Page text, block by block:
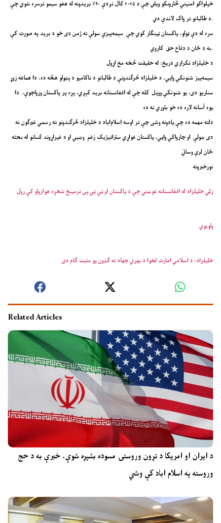
خپلواکو امنیتي څارونکو ویلي چې د ۲۰۲۵ کال نږدې ۹۰٪ بریدونه له هغو سیمو ترسره شوي چې
د طالبانو تر واک لاندې دي.
سره له دې ټولو، پاکستان ټینګار کوي چې سیمه‌ییزې سولې ته ژمن دی خو د برید په صورت کې
به د ځان د دفاع حق کاروي.
د خلیلزاد تکراري دریځ: له حقیقت څخه مخ اړول
سیمه‌ییز شنونکي وایي، د خلیلزاد څرګندونې د طالبانو د ناکامیو د پټولو هڅه ده، دا هماغه زوړ
سناریو دی، یو شنونکي وویل کله چې له افغانستانه برید کېږي، پړه پر پاکستان ورواچوې، دا
یوه آسانه لاره ده خو باوري نه ده
دلته مهمه ده چې یادونه وشی چې تر اوسه اسلام‌اباد د خلیلزاد څرګندونو ته رسمي غبرګون نه
دی ښولې او چارواکي وایي، پاکستان غواړي ستراتیژیک زغم وښيي او د غیر‌اړوند کسانو له بحثه
ځان لرې وساتي
نورخبرونه
زلمي خلیلزاد له افغانستانه غوښتي چې د پاکستان او ټي ټي پی ترمینځ شخړه هوارولو کې رول
ولوبوي
خلیلزاد: د اسلامي امارت لخوا د بهرني جهاد نه ګډون یو مثبت ګام دی
Related Articles
د ایران او امریکا د تړون وروستۍ مسوده بشپړه شوې، خبرې به د حج
وروسته په اسلام اباد کې وشي